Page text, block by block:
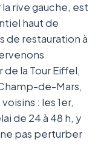
rive gauche, est
haut de
de restauration à
la Tour Eiffel,
de-Mars,
: les 1er,
de 24 à 48 h, y
pas perturber